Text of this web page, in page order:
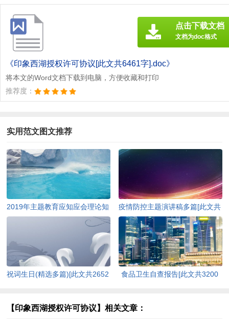
《印象西湖授权许可协议[此文共6461字].doc》
将本文的Word文档下载到电脑，方便收藏和打印
推荐度：
点击下载文档
文档为doc格式
实用范文图文推荐
2019年主题教育应知应会理论知
识（含答案）[此文共10252字]
疫情防控主题演讲稿多篇[此文共
4978字]
祝词生日(精选多篇)[此文共2652
食品卫生自查报告[此文共3200
【印象西湖授权许可协议】相关文章：